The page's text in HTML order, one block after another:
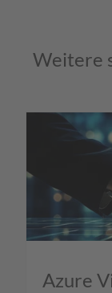
Weitere
Azure